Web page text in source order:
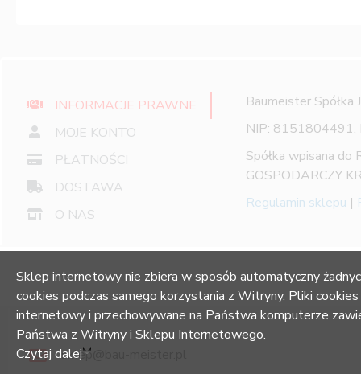
INFORMACJE PRAWNE
MOJE KONTO
PŁATNOŚCI
DOSTAWA
O NAS
Baumeister Spółka
NIP: 8151804491,
Spółka wpisana
GOSPODARCZY
Regulamin sklepu |
sklep@bau-meister.pl
Sklep internetowy nie zbiera w sposób automatyczny
cookies podczas samego korzystania z Witryny. Pliki
internetowy i przechowywane na Państwa komputerze
Państwa z Witryny i Sklepu Internetowego.
Czytaj dalej